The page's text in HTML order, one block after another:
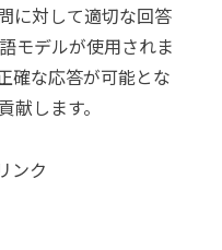
に対して適切な回答
モデルが使用されま
確な応答が可能とな
献します。
ンク